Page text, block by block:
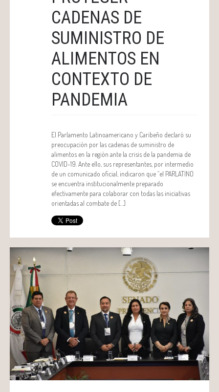
CADENAS DE
SUMINISTRO DE
ALIMENTOS EN
CONTEXTO DE
PANDEMIA
El Parlamento Latinoamericano y Caribeño declaró su
preocupación por las cadenas de suministro de
alimentos en la región ante la crisis de la pandemia de
COVID-19. Ante ello, sus representantes, por intermedio
de un comunicado oficial, indicaron que “el PARLATINO
se encuentra institucionalmente preparado
efectivamente para colaborar con todas las iniciativas
orientadas al combate de […]